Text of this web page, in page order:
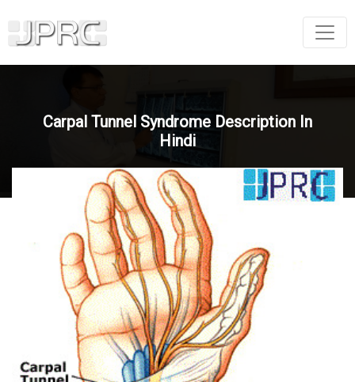
Carpal Tunnel Syndrome Description In
Hindi